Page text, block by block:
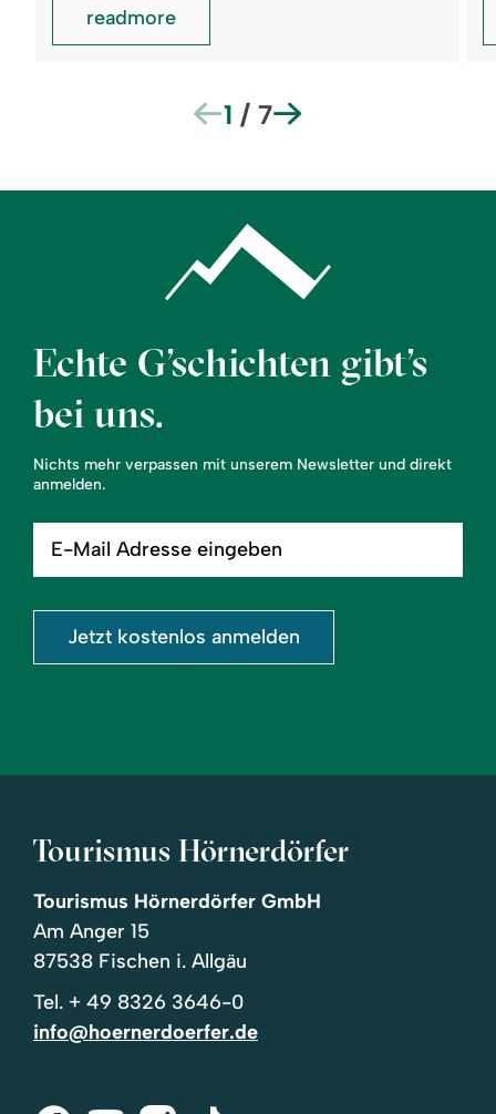
readmore
1 / 7
Echte G’schichten gibt’s
bei uns.
Nichts mehr verpassen mit unserem Newsletter und direkt
anmelden.
Mail
eingeben
Jetzt kostenlos anmelden
Tourismus Hörnerdörfer
Tourismus Hörnerdörfer GmbH
Am Anger 15
87538 Fischen i. Allgäu
Tel. + 49 8326 3646-0
info@hoernerdoerfer.de